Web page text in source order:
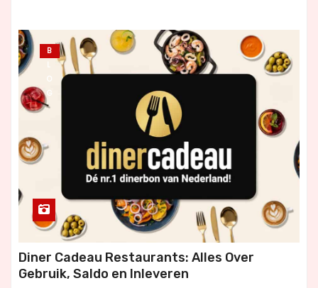
B
L
O
G
Diner Cadeau Restaurants: Alles Over
Gebruik, Saldo en Inleveren